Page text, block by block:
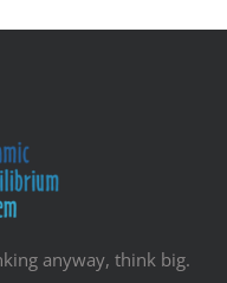
anyway, think big.